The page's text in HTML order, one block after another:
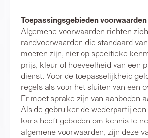
Toepassingsgebieden voorwaarden
Algemene voorwaarden richten
randvoorwaarden die standaard
moeten zijn, niet op specifieke
prijs, kleur of hoeveelheid van een
dienst. Voor de toepasselijkheid
regels als voor het sluiten van een
Er moet sprake zijn van aanboden
Als de gebruiker de wederpartij
kans heeft geboden om kennis te
algemene voorwaarden, zijn deze